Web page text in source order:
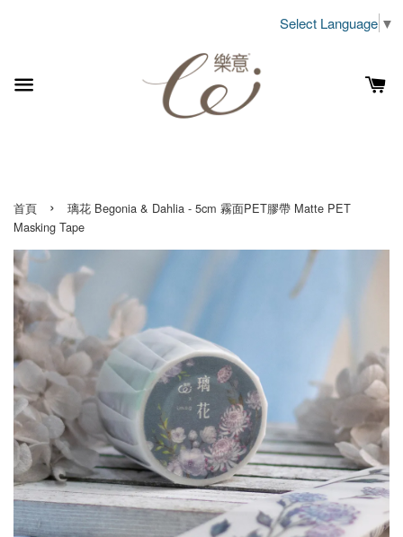
Select Language ▼
首頁 ›
璃花 Begonia & Dahlia - 5cm 霧面PET膠帶 Matte PET
Masking Tape